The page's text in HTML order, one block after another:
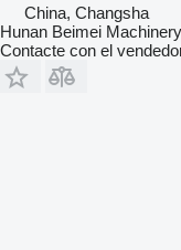
China, Changsha
Hunan Beimei
Contacte con el